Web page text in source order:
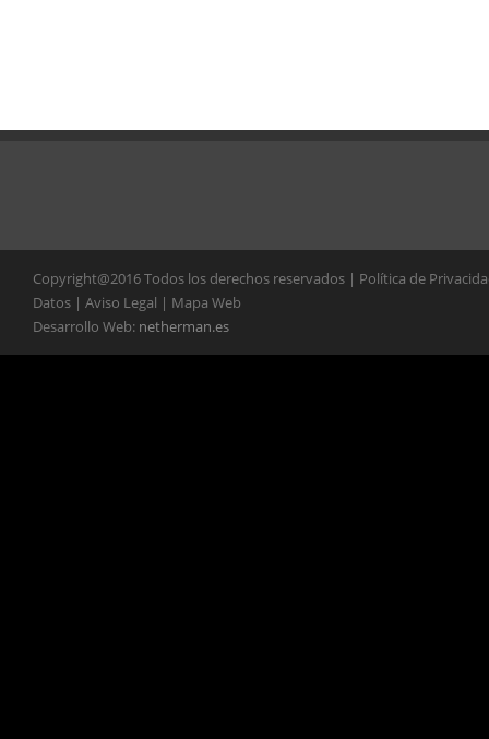
Copyright@2016 Todos los derechos reservados | Política de
Datos | Aviso Legal | Mapa Web
Desarrollo Web: netherman.es